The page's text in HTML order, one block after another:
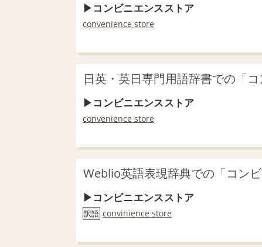
コンビニエンスストア
convenience store
日英・英日専門用語辞書での「
コンビニエンスストア
convenience store
Weblio英語表現辞典での「コン
コンビニエンスストア
訳語 convinience store